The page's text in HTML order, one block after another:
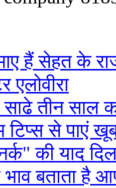
हैं सेहत के
एलोवीरा
तीन साल
टिप्स से पाएं
की याद
बताता है आप